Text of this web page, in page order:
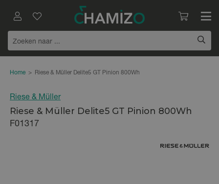
Home > Riese & Müller Delite5 GT Pinion 800Wh
Riese & Müller
Riese & Müller Delite5 GT Pinion 800Wh
F01317